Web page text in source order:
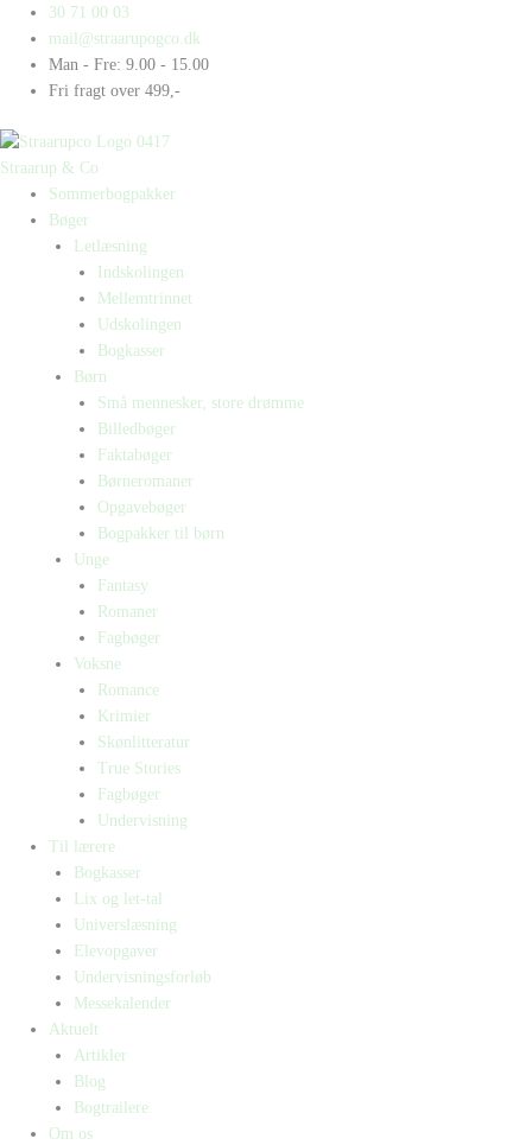
indholdet
30 71 00 03
mail@straarupogco.dk
Man - Fre: 9.00 - 15.00
Fri fragt over 499,-
Straarup & Co
Sommerbogpakker
Bøger
Letlæsning
Indskolingen
Mellemtrinnet
Udskolingen
Bogkasser
Børn
Små mennesker, store drømme
Billedbøger
Faktabøger
Børneromaner
Opgavebøger
Bogpakker til børn
Unge
Fantasy
Romaner
Fagbøger
Voksne
Romance
Krimier
Skønlitteratur
True Stories
Fagbøger
Undervisning
Til lærere
Bogkasser
Lix og let-tal
Universlæsning
Elevopgaver
Undervisningsforløb
Messekalender
Aktuelt
Artikler
Blog
Bogtrailere
Om os
Products
search
Products
search
Holger
Rune